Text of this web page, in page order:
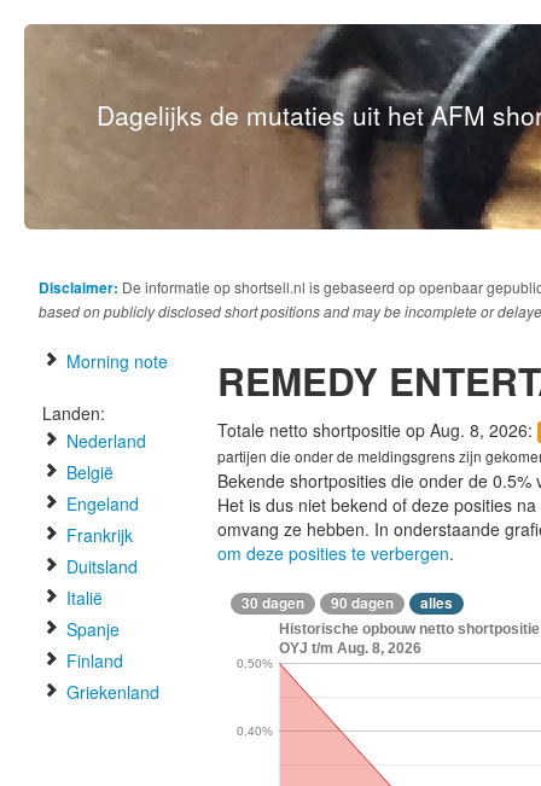
Dagelijks de mutaties uit het AFM
Disclaimer: De informatie op shortsell.nl is gebaseerd op openbaar
based on publicly disclosed short positions and may be incomplete or
Morning note
Landen:
Nederland
België
Engeland
Frankrijk
Duitsland
Italië
Spanje
Finland
Griekenland
REMEDY
Totale netto shortpositie op Aug. 8, 2026:
partijen die onder de meldingsgrens zijn
Bekende shortposities die onder de
Het is dus niet bekend of deze posities
omvang ze hebben. In onderstaande
om deze posities te verbergen.
30 dagen 90 dagen alles
Historische opbouw netto shortpositie
OYJ t/m Aug. 8, 2026
0.40%
0.50%